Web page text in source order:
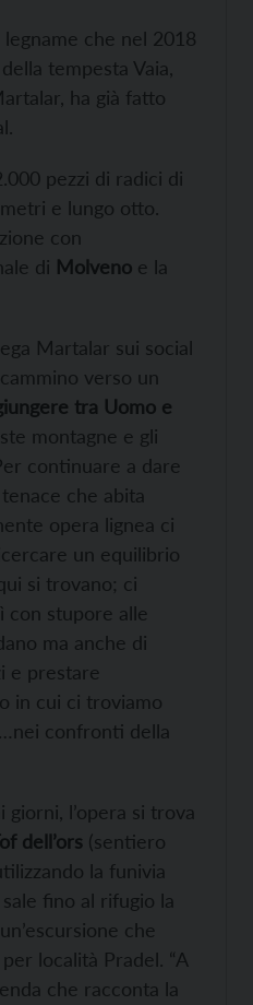
che nel 2018
tempesta Vaia,
ha già fatto
pezzi di radici di
e lungo otto.
con
di Molveno e la
Martalar sui social
verso un
tra Uomo e
montagne e gli
continuare a dare
che abita
opera lignea ci
un equilibrio
si trovano; ci
con stupore alle
ma anche di
e prestare
in cui ci troviamo
confronti della
l’opera si trova
dell’ors (sentiero
la funivia
fino al rifugio la
che
località Pradel. “A
che racconta la